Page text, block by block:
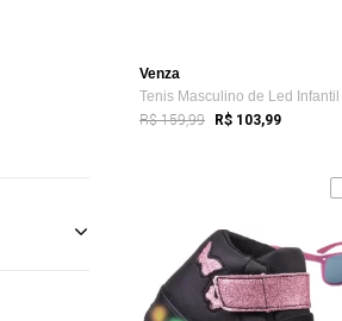
Venza
R$ 159,99 R$ 103,99